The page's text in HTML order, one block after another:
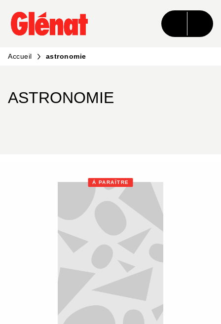
MENU RECHERCHE CONTENU
PIED DE PAGE
Accueil astronomie
ASTRONOMIE
À PARAÎTRE